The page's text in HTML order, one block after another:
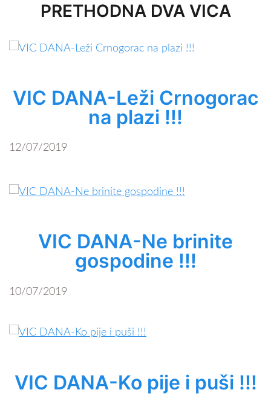
PRETHODNA DVA VICA
VIC DANA-Leži Crnogorac
na plazi !!!
12/07/2019
VIC DANA-Ne brinite
gospodine !!!
10/07/2019
VIC DANA-Ko pije i puši !!!